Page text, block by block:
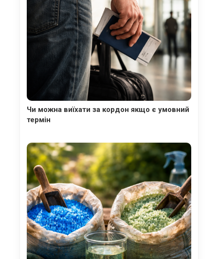
Чи можна виїхати за кордон якщо є умовний
термін